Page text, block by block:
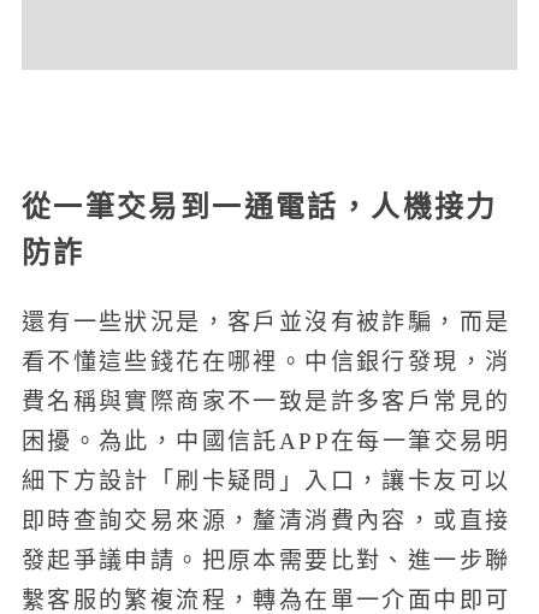
從一筆交易到一通電話，人機接力
防詐
還有一些狀況是，客戶並沒有被詐騙，而是
看不懂這些錢花在哪裡。中信銀行發現，消
費名稱與實際商家不一致是許多客戶常見的
困擾。為此，中國信託APP在每一筆交易明
細下方設計「刷卡疑問」入口，讓卡友可以
即時查詢交易來源，釐清消費內容，或直接
發起爭議申請。把原本需要比對、進一步聯
繫客服的繁複流程，轉為在單一介面中即可